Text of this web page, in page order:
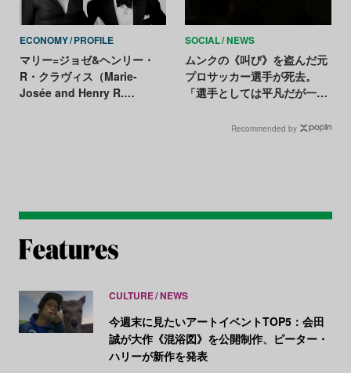
ECONOMY PROFILE
マリー=ジョゼ&ヘンリー・
R・クラヴィス（Marie-
Josée and Henry R.
SOCIAL NEWS
ムンクの《叫び》を盗んだ元
プロサッカー選手が死去。
「選手としては平凡だが一流
Recommended by
CULTURE NEWS
今週末に見たいアートイベントTOP5：会田
誠が大作《混浴図》を公開制作、ピーター・
ハリーが新作を発表